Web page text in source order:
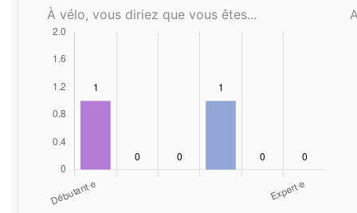
À vélo, vous diriez que vous êtes...